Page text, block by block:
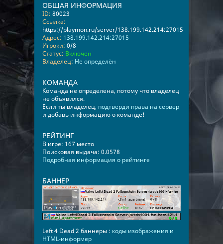
ОБЩАЯ ИНФОРМАЦИЯ
ID: 80023
Ссылка:
https://playmon.ru/server/138.199.142.214:27015
Адрес: 138.199.142.214:27015
Игроки: 0/8
Статус: Включен
Владелец: Не определён
КОМАНДА
Команда не определена, потому что владелец
не объявился.
Если ты владелец, подтверди права на сервер
и добавь информацию о команде!
РЕЙТИНГ
В игре: 167 место
Поисковая выдача: 0.0578
Подробная информация о рейтинге
БАННЕР
Left 4 Dead 2 баннеры : коды изображения и
HTML-информер